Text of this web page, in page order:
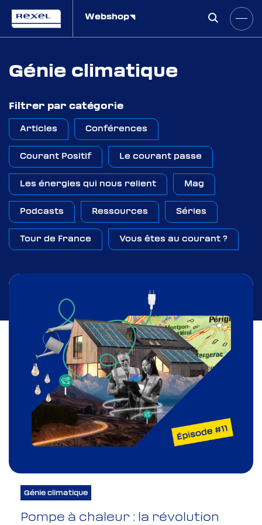
Webshop
Génie climatique
Filtrer par catégorie
Articles Conférences
Courant Positif Le courant passe
Les énergies qui nous relient Mag
Podcasts Ressources Séries
Tour de France Vous êtes au courant ?
Génie climatique
Pompe à chaleur : la révolution
Mag : La France
électrique